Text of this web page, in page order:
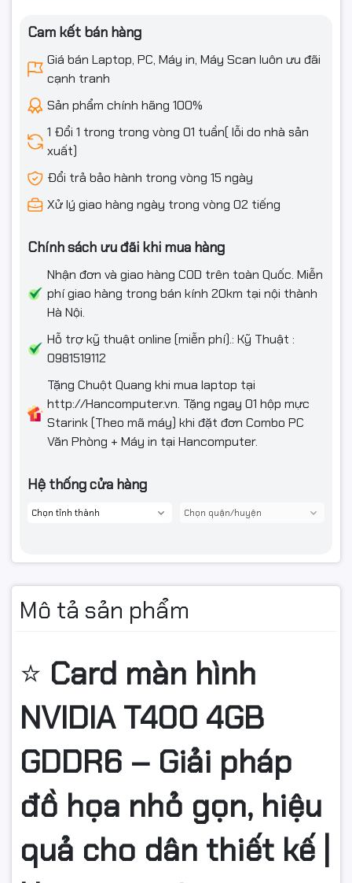
Cam kết bán hàng
Giá bán Laptop, PC, Máy in, Máy Scan luôn ưu đãi
cạnh tranh
Sản phẩm chính hãng 100%
1 Đổi 1 trong trong vòng 01 tuần( lỗi do nhà sản
xuất)
Đổi trả bảo hành trong vòng 15 ngày
Xử lý giao hàng ngày trong vòng 02 tiếng
Chính sách ưu đãi khi mua hàng
Nhận đơn và giao hàng COD trên toàn Quốc. Miễn
phí giao hàng trong bán kính 20km tại nội thành
Hà Nội.
Hỗ trợ kỹ thuật online (miễn phí).: Kỹ Thuật :
0981519112
Tặng Chuột Quang khi mua laptop tại
http://Hancomputer.vn. Tặng ngay 01 hộp mực
Starink (Theo mã máy) khi đặt đơn Combo PC
Văn Phòng + Máy in tại Hancomputer.
Hệ thống cửa hàng
Mô tả sản phẩm
⭐ Card màn hình
NVIDIA T400 4GB
GDDR6 – Giải pháp
đồ họa nhỏ gọn, hiệu
quả cho dân thiết kế |